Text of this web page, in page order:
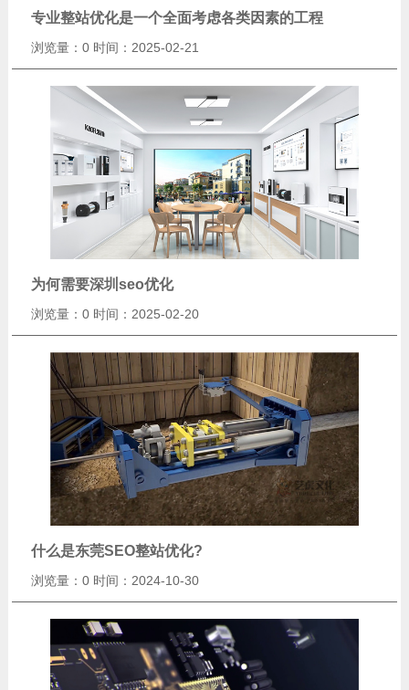
专业整站优化是一个全面考虑各类因素的工程
浏览量：0 时间：2025-02-21
为何需要深圳seo优化
浏览量：0 时间：2025-02-20
什么是东莞SEO整站优化?
浏览量：0 时间：2024-10-30